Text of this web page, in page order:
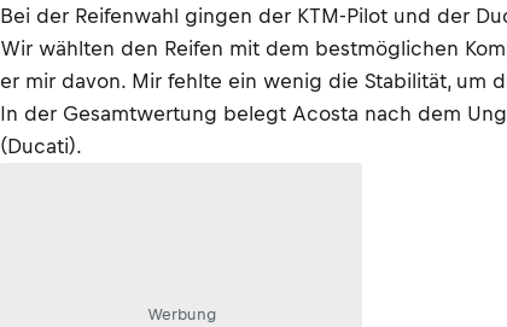
Bei der Reifenwahl gingen der KTM-Pilot und der
Wir wählten den Reifen mit dem bestmöglichen
er mir davon. Mir fehlte ein wenig die Stabilität, um
In der Gesamtwertung belegt Acosta nach dem
(Ducati).
Werbung